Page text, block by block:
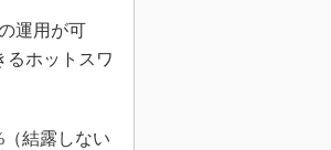
運用が可
るホットスワ
結露しない